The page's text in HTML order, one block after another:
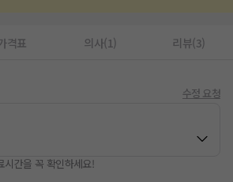
격표 의사(1) 리뷰(3)
수정 요청
간을 꼭 확인하세요!